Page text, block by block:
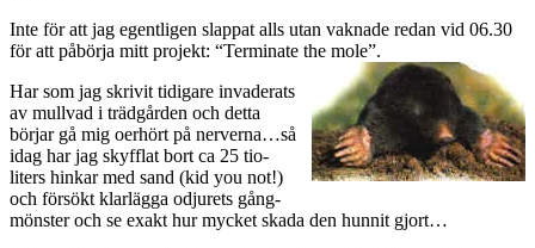
Inte för att jag egentligen slappat alls utan vaknade redan vid 06.30
för att påbörja mitt projekt: “Terminate the mole”.
Har som jag skrivit tidigare invaderats
av mullvad i trädgården och detta
börjar gå mig oerhört på nerverna…så
idag har jag skyfflat bort ca 25 tio-
liters hinkar med sand (kid you not!)
och försökt klarlägga odjurets gång-
mönster och se exakt hur mycket skada den hunnit gjort…